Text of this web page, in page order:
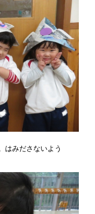
はみださないよう